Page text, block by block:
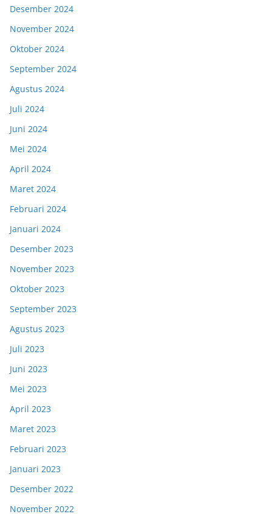
Desember 2024
November 2024
Oktober 2024
September 2024
Agustus 2024
Juli 2024
Juni 2024
Mei 2024
April 2024
Maret 2024
Februari 2024
Januari 2024
Desember 2023
November 2023
Oktober 2023
September 2023
Agustus 2023
Juli 2023
Juni 2023
Mei 2023
April 2023
Maret 2023
Februari 2023
Januari 2023
Desember 2022
November 2022